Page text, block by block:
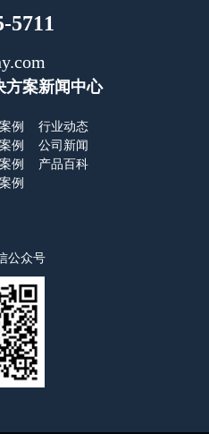
5711
方案
例
例
例
例
新闻中心
行业动态
公司新闻
产品百科
公众号